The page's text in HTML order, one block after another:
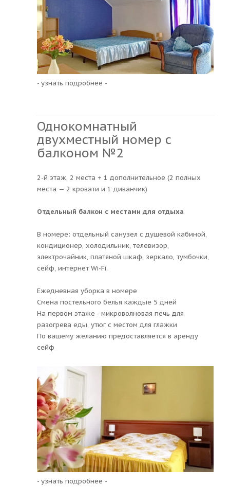
- узнать подробнее -
Однокомнатный
двухместный номер с
балконом №2
2-й этаж, 2 места + 1 дополнительное (2 полных
места — 2 кровати и 1 диванчик)
Отдельный балкон с местами для отдыха
В номере: отдельный санузел с душевой кабиной,
кондиционер, холодильник, телевизор,
электрочайник, платяной шкаф, зеркало, тумбочки,
сейф, интернет Wi-Fi.
Ежедневная уборка в номере
Смена постельного белья каждые 5 дней
На первом этаже - микроволновая печь для
разогрева еды, утюг с местом для глажки
По вашему желанию предоставляется в аренду
сейф
- узнать подробнее -